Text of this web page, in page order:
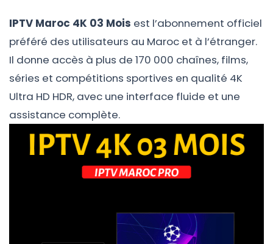
IPTV Maroc 4K 03 Mois est l’abonnement officiel
préféré des utilisateurs au Maroc et à l’étranger.
Il donne accès à plus de 170 000 chaînes, films,
séries et compétitions sportives en qualité 4K
Ultra HD HDR, avec une interface fluide et une
assistance complète.